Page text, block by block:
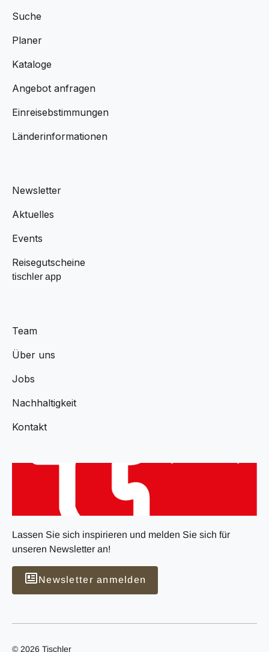
Suche
Planer
Kataloge
Angebot anfragen
Einreisebstimmungen
Länderinformationen
Newsletter
Aktuelles
Events
Reisegutscheine
tischler app
Team
Über uns
Jobs
Nachhaltigkeit
Kontakt
Lassen Sie sich inspirieren und melden Sie sich für
unseren Newsletter an!
Newsletter anmelden
© 2026 Tischler